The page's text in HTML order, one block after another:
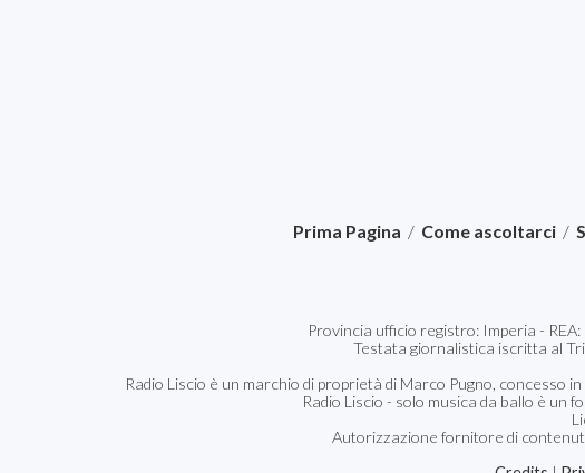
Prima Pagina / Come ascoltarci /
Provincia ufficio registro: Imperia -
Testata giornalistica iscritta al
Radio Liscio è un marchio di proprietà di Marco Pugno, concesso
Radio Liscio - solo musica da ballo è un
Autorizzazione fornitore di